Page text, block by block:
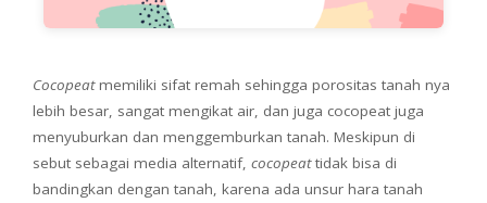
Cocopeatmemiliki sifat remah sehingga porositas tanah nya
lebih besar, sangat mengikat air, dan juga cocopeat juga
menyuburkan dan menggemburkan tanah. Meskipun di
sebut sebagai media alternatif, cocopeattidak bisa di
bandingkan dengan tanah, karena ada unsur hara tanah